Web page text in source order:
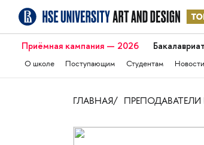
Приёмная кампания — 2026 Бакалавриат
О школе Поступающим Студентам Новости
ГЛАВНАЯ